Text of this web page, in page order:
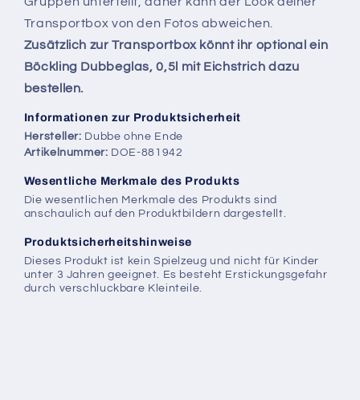
Transportbox von den Fotos abweichen.
Zusätzlich zur Transportbox könnt ihr optional ein
Böckling Dubbeglas, 0,5l mit Eichstrich dazu
bestellen.
Informationen zur Produktsicherheit
Hersteller: Dubbe ohne Ende
Artikelnummer: DOE-881942
Wesentliche Merkmale des Produkts
Die wesentlichen Merkmale des Produkts sind
anschaulich auf den Produktbildern dargestellt.
Produktsicherheitshinweise
Dieses Produkt ist kein Spielzeug und nicht für Kinder
unter 3 Jahren geeignet. Es besteht Erstickungsgefahr
durch verschluckbare Kleinteile.